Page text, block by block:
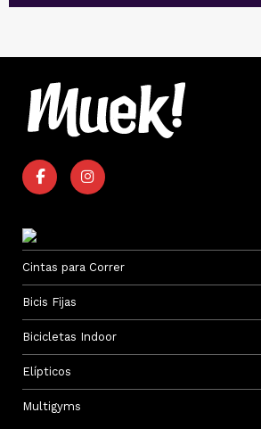
Cintas para Correr
Bicis Fijas
Bicicletas Indoor
Elípticos
Multigyms